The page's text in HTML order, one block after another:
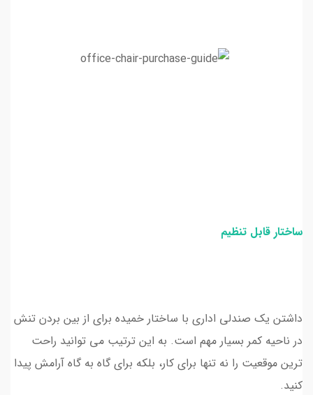
ساختار قابل تنظیم
داشتن یک صندلی اداری با ساختار خمیده برای از بین بردن تنش
در ناحیه کمر بسیار مهم است. به این ترتیب می توانید راحت
ترین موقعیت را نه تنها برای کار، بلکه برای گاه به گاه آرامش پیدا
کنید.